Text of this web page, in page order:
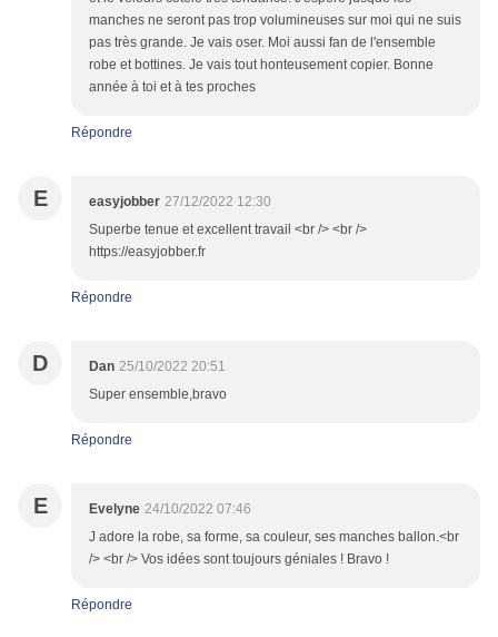
manches ne seront pas trop volumineuses sur moi qui ne suis
pas très grande. Je vais oser. Moi aussi fan de l'ensemble
robe et bottines. Je vais tout honteusement copier. Bonne
année à toi et à tes proches
Répondre
E easyjobber 27/12/2022 12:30
Superbe tenue et excellent travail <br /> <br />
https://easyjobber.fr
Répondre
D Dan 25/10/2022 20:51
Super ensemble,bravo
Répondre
E Evelyne 24/10/2022 07:46
J adore la robe, sa forme, sa couleur, ses manches ballon.<br
/> <br /> Vos idées sont toujours géniales ! Bravo !
Répondre